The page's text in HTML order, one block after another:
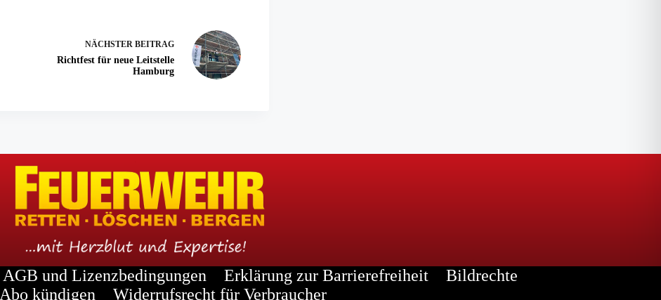
NÄCHSTERBEITRAG
Richtfest für neue Leitstelle
Hamburg
AGB und Lizenzbedingungen Erklärung zur Barrierefreiheit
Bildrechte
Abo kündigen
Widerrufsrecht für Verbraucher